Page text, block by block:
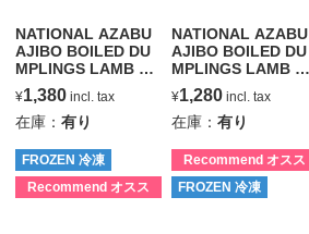
NATIONAL AZABU
AJIBO BOILED DU
MPLINGS LAMB &
CORIANDER
¥1,380 incl. tax
在庫：有り
FROZEN 冷凍
Recommend オスス
NATIONAL AZABU
AJIBO BOILED DU
MPLINGS LAMB &
JAPANESE RADISH
¥1,280incl. tax
在庫： 有り
Recommend オスス
メ
FROZEN 冷凍